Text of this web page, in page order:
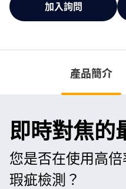
加入詢問
產品簡介
即時對焦的
您是否在使用高
瑕疵檢測？